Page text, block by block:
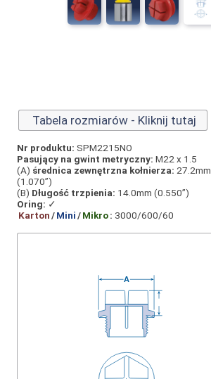
Tabela rozmiarów - Kliknij tutaj
Nr produktu: SPM2215NO
Pasujący na gwint metryczny: M22 x 1.5
(A) średnica zewnętrzna kołnierza: 27.2mm
(1.070”)
(B) Długość trzpienia: 14.0mm (0.550”)
Oring: ✓
Karton/Mini/Mikro: 3000/600/60